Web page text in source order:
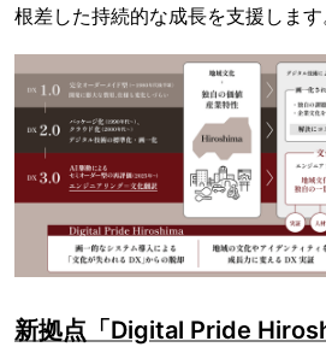
根差した持続的な成長を支援します
新拠点「Digital Pride